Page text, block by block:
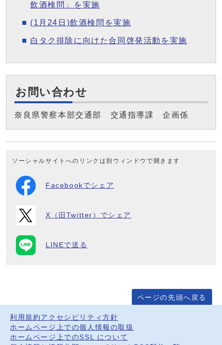
飲酒検問」を実施
(1月24日)飲酒検問を実施
白タク排除に向けた合同啓発活動を実施
お問い合わせ
奈良県警察本部交通部 交通指導課 企画係
ソーシャルサイトへのリンクは別ウィンドウで開きます
Facebookでシェア
X（旧Twitter）でシェア
LINEで送る
ページの先頭へ戻る
利用規約 アクセシビリティ方針
ホームページ上での個人情報の取扱
ホームページ上でのSSL について